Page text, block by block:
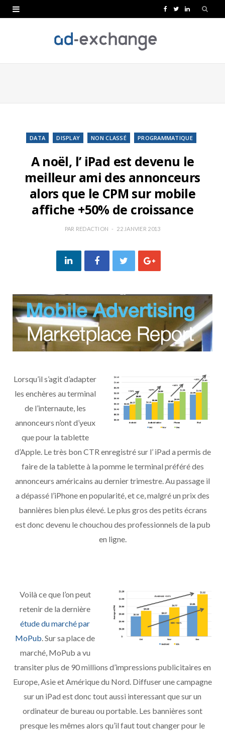
e
k
T
t
L
k
n
DATA DISPLAY NON CLASSÉ PROGRAMMATIQUE
A noël, l’ iPad est devenu le
meilleur ami des annonceurs
alors que le CPM sur mobile
affiche +50% de croissance
PAR REDACTION 22 JANVIER 2013
Lorsqu’il s’agit d’adapter
les enchères au terminal
de l’internaute, les
annonceurs n’ont d’yeux
que pour la tablette
d’Apple. Le très bon CTR enregistré sur l’ iPad a permis de
faire de la tablette à la pomme le terminal préféré des
annonceurs américains au dernier trimestre. Au passage il
a dépassé l’iPhone en popularité, et ce, malgré un prix des
bannières bien plus élevé. Le plus gros des petits écrans
est donc devenu le chouchou des professionnels de la pub
en ligne.
Voilà ce que l’on peut
retenir de la dernière
étude du marché par
MoPub. Sur sa place de
marché, MoPub a vu
transiter plus de 90 millions d’impressions publicitaires en
Europe, Asie et Amérique du Nord. Diffuser une campagne
sur un iPad est donc tout aussi interessant que sur un
ordinateur de bureau ou portable. Les bannières sont
presque les mêmes alors qu’il faut tout changer pour le